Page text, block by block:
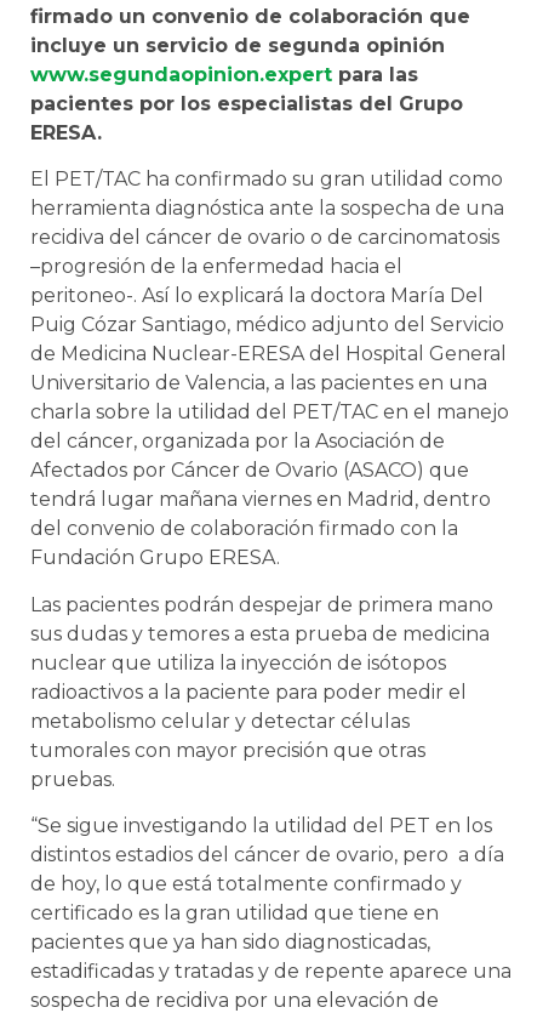
firmado un convenio de colaboración que
incluye un servicio de segunda opinión
www.segundaopinion.expert para las
pacientes por los especialistas del Grupo
ERESA.
El PET/TAC ha confirmado su gran utilidad como
herramienta diagnóstica ante la sospecha de una
recidiva del cáncer de ovario o de carcinomatosis
–progresión de la enfermedad hacia el
peritoneo-. Así lo explicará la doctora María Del
Puig Cózar Santiago, médico adjunto del Servicio
de Medicina Nuclear-ERESA del Hospital General
Universitario de Valencia, a las pacientes en una
charla sobre la utilidad del PET/TAC en el manejo
del cáncer, organizada por la Asociación de
Afectados por Cáncer de Ovario (ASACO) que
tendrá lugar mañana viernes en Madrid, dentro
del convenio de colaboración firmado con la
Fundación Grupo ERESA.
Las pacientes podrán despejar de primera mano
sus dudas y temores a esta prueba de medicina
nuclear que utiliza la inyección de isótopos
radioactivos a la paciente para poder medir el
metabolismo celular y detectar células
tumorales con mayor precisión que otras
pruebas.
“Se sigue investigando la utilidad del PET en los
distintos estadios del cáncer de ovario, pero a día
de hoy, lo que está totalmente confirmado y
certificado es la gran utilidad que tiene en
pacientes que ya han sido diagnosticadas,
estadificadas y tratadas y de repente aparece una
sospecha de recidiva por una elevación de